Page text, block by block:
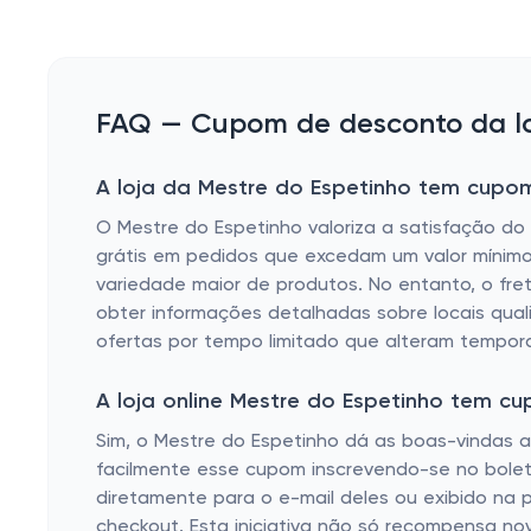
FAQ — Cupom de desconto da
A loja da Mestre do Espetinho tem
O Mestre do Espetinho valoriza a satisfação
grátis em pedidos que excedam um valor
variedade maior de produtos. No entanto, o
obter informações detalhadas sobre locais
ofertas por tempo limitado que alteram
A loja online Mestre do Espetinho tem
Sim, o Mestre do Espetinho dá as boas-vindas
facilmente esse cupom inscrevendo-se no
diretamente para o e-mail deles ou exibido na